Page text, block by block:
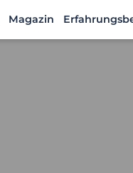
Magazin